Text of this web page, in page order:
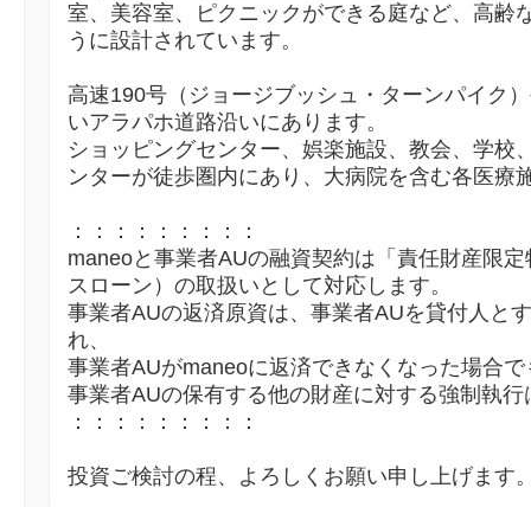
室、美容室、ピクニックができる庭など、高齢
うに設計されています。
高速190号（ジョージブッシュ・ターンパイク
いアラパホ道路沿いにあります。
ショッピングセンター、娯楽施設、教会、学校
ンターが徒歩圏内にあり、大病院を含む各医療
：：：：：：：：：
maneoと事業者AUの融資契約は「責任財産限
スローン）の取扱いとして対応します。
事業者AUの返済原資は、事業者AUを貸付人と
れ、
事業者AUがmaneoに返済できなくなった場合で
事業者AUの保有する他の財産に対する強制執
：：：：：：：：：
投資ご検討の程、よろしくお願い申し上げます